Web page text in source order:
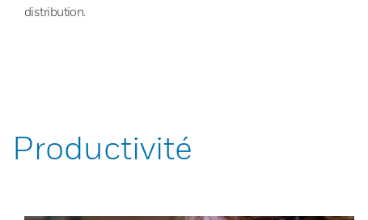
distribution.
Productivité